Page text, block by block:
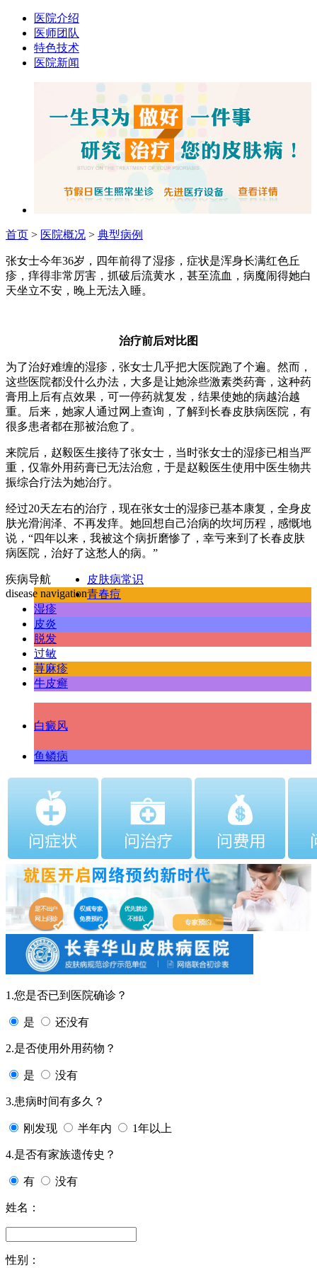
医院介绍
医师团队
特色技术
医院新闻
首页 > 医院概况 > 典型病例
张女士今年36岁，四年前得了湿疹，症状是浑身长满红色丘
疹，痒得非常厉害，抓破后流黄水，甚至流血，病魔闹得她白
天坐立不安，晚上无法入睡。
治疗前后对比图
为了治好难缠的湿疹，张女士几乎把大医院跑了个遍。然而，
这些医院都没什么办法，大多是让她涂些激素类药膏，这种药
膏用上后有点效果，可一停药就复发，结果使她的病越治越
重。后来，她家人通过网上查询，了解到长春皮肤病医院，有
很多患者都在那被治愈了。
来院后，赵毅医生接待了张女士，当时张女士的湿疹已相当严
重，仅靠外用药膏已无法治愈，于是赵毅医生使用中医生物共
振综合疗法为她治疗。
经过20天左右的治疗，现在张女士的湿疹已基本康复，全身皮
肤光滑润泽、不再发痒。她回想自己治病的坎坷历程，感慨地
说，“四年以来，我被这个病折磨惨了，幸亏来到了长春皮肤
病医院，治好了这愁人的病。”
疾病导航
disease navigation
皮肤病常识
青春痘
湿疹
皮炎
脱发
过敏
荨麻疹
牛皮癣
白癜风
鱼鳞病
1.您是否已到医院确诊？
是 还没有
2.是否使用外用药物？
是 没有
3.患病时间有多久？
刚发现 半年内 1年以上
4.是否有家族遗传史？
有 没有
姓名：
性别：